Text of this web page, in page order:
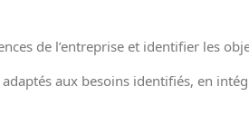
de l’entreprise et identifier les
aux besoins identifiés, en